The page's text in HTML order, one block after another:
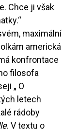
Chce ji však
maximální
americká
konfrontace
filosofa
„ O
letech
rádoby
. V textu o